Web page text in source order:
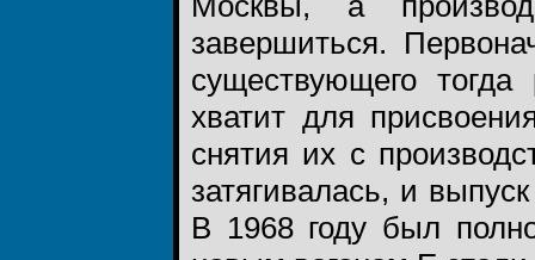
завершиться.
существующего тогда
хватит для
снятия их с
затягивалась, и
В 1968 году был